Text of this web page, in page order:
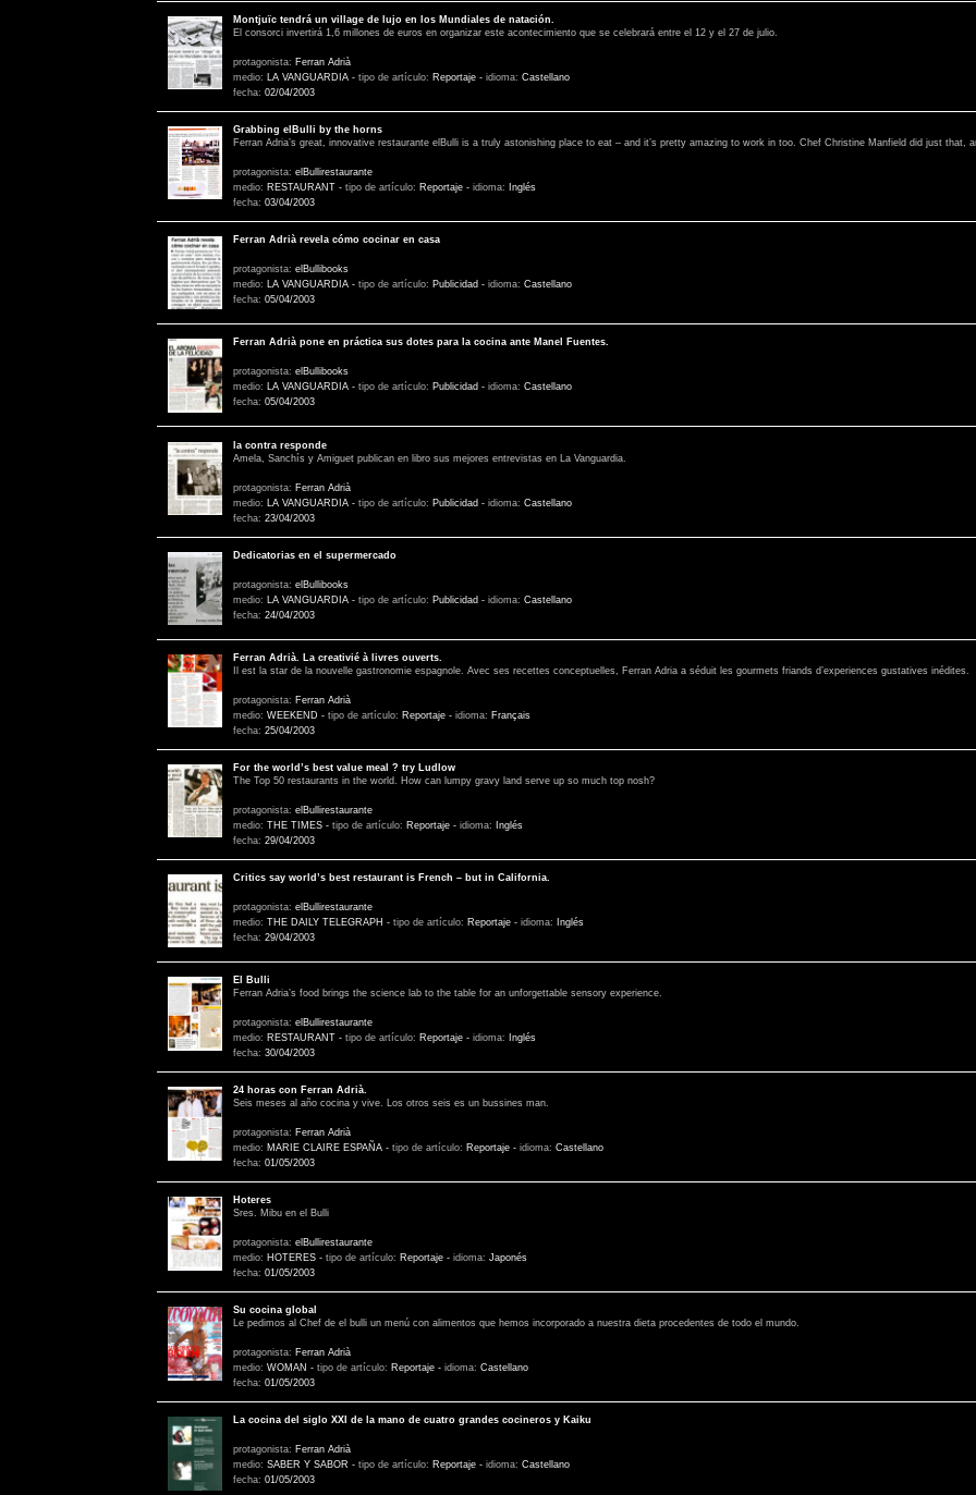
Montjuïc tendrá un village de lujo en los Mundiales de natación.
El consorci invertirá 1,6 millones de euros en organizar este acontecimiento que se celebrará entre el 12 y el 27 de julio.
protagonista: Ferran Adrià
medio: LA VANGUARDIA - tipo de artículo: Reportaje - idioma: Castellano
fecha: 02/04/2003
Grabbing elBulli by the horns
Ferran Adria’s great, innovative restaurante elBulli is a truly astonishing place to eat – and it’s pretty amazing to work in too. Chef Christine Manfield did just that,
protagonista: elBullirestaurante
medio: RESTAURANT - tipo de artículo: Reportaje - idioma:
Inglés
fecha: 03/04/2003
Ferran Adrià revela cómo cocinar en casa
protagonista: elBullibooks
medio: LA VANGUARDIA - tipo de artículo: Publicidad - idioma: Castellano
fecha: 05/04/2003
Ferran Adrià pone en práctica sus dotes para la cocina ante Manel Fuentes.
protagonista: elBullibooks
medio: LA VANGUARDIA - tipo de artículo: Publicidad - idioma: Castellano
fecha: 05/04/2003
la contra responde
Amela, Sanchís y Amiguet publican en libro sus mejores entrevistas en La Vanguardia.
protagonista: Ferran Adrià
medio:
LA VANGUARDIA - tipo de artículo: Publicidad - idioma: Castellano
fecha: 23/04/2003
Dedicatorias en el supermercado
protagonista: elBullibooks
medio:
LA VANGUARDIA - tipo de artículo: Publicidad - idioma: Castellano
fecha: 24/04/2003
Ferran Adrià. La creativié à livres ouverts.
Il est la star de la nouvelle gastronomie espagnole. Avec ses recettes conceptuelles, Ferran Adria a séduit les gourmets friands d’experiences gustatives inédites.
protagonista: Ferran Adrià
medio: WEEKEND - tipo de artículo: Reportaje - idioma: Français
fecha: 25/04/2003
For the world’s best value meal ? try Ludlow
The Top 50 restaurants in the world. How can lumpy gravy land serve up so much top nosh?
protagonista: elBullirestaurante
medio: THE TIMES - tipo de artículo: Reportaje - idioma:
Inglés
fecha: 29/04/2003
Critics say world’s best restaurant is French – but in California.
protagonista: elBullirestaurante
medio: THE DAILY TELEGRAPH - tipo de artículo: Reportaje - idioma:
Inglés
fecha: 29/04/2003
El Bulli
Ferran Adria’s food brings the science lab to the table for an unforgettable sensory experience.
protagonista: elBullirestaurante
medio: RESTAURANT - tipo de artículo: Reportaje - idioma:
Inglés
fecha: 30/04/2003
24 horas con Ferran Adrià.
Seis meses al año cocina y vive. Los otros seis es un bussines man.
protagonista: Ferran Adrià
medio: MARIE CLAIRE ESPAÑA - tipo de artículo: Reportaje - idioma: Castellano
fecha: 01/05/2003
Hoteres
Sres. Mibu en el Bulli
protagonista: elBullirestaurante
medio: HOTERES - tipo de artículo: Reportaje - idioma: Japonés
fecha: 01/05/2003
Su cocina global
Le pedimos al Chef de el bulli un menú con alimentos que hemos incorporado a nuestra dieta procedentes de todo el mundo.
protagonista: Ferran Adrià
medio: WOMAN - tipo de artículo: Reportaje - idioma: Castellano
fecha: 01/05/2003
La cocina del siglo XXI de la mano de cuatro grandes cocineros y Kaiku
protagonista: Ferran Adrià
medio: SABER Y SABOR - tipo de artículo: Reportaje - idioma: Castellano
fecha: 01/05/2003